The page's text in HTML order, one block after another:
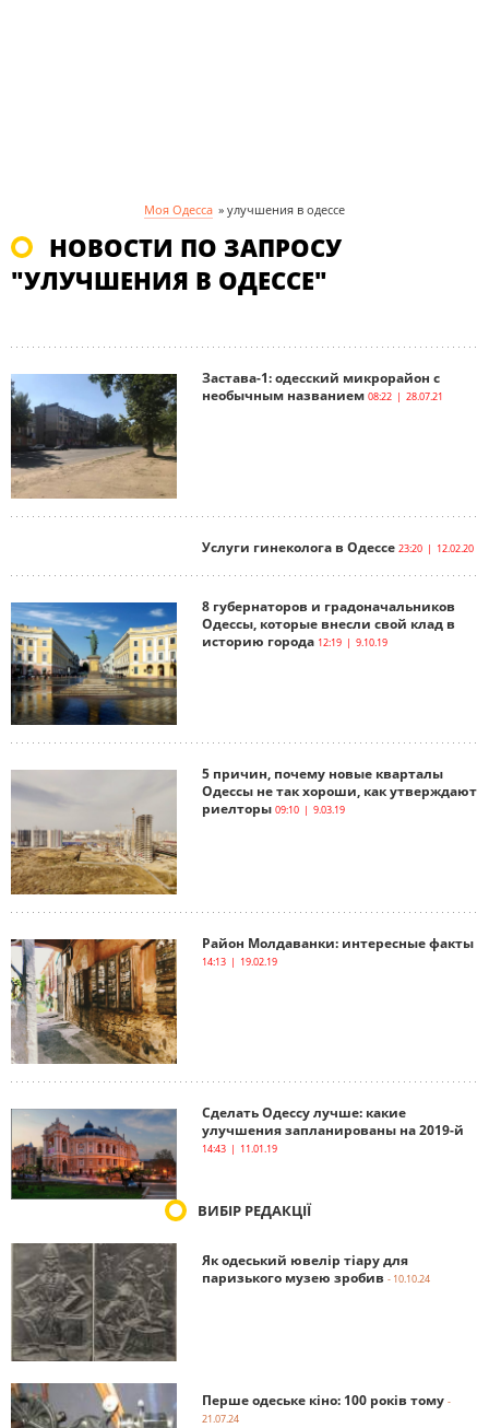
Моя Одесса » улучшения в одессе
НОВОСТИ ПО ЗАПРОСУ
"УЛУЧШЕНИЯ В ОДЕССЕ"
Застава-1: одесский микрорайон с
необычным названием 08:22 | 28.07.21
Услуги гинеколога в Одессе 23:20 | 12.02.20
8 губернаторов и градоначальников
Одессы, которые внесли свой клад в
историю города 12:19 | 9.10.19
5 причин, почему новые кварталы
Одессы не так хороши, как утверждают
риелторы 09:10 | 9.03.19
Район Молдаванки: интересные факты
14:13 | 19.02.19
Сделать Одессу лучше: какие
улучшения запланированы на 2019-й
14:43 | 11.01.19
ВИБІР РЕДАКЦІЇ
Як одеський ювелір тіару для
паризького музею зробив - 10.10.24
Перше одеське кіно: 100 років тому -
21.07.24